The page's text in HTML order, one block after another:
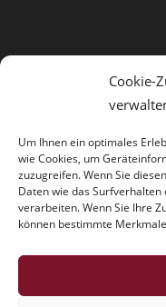
Cookie-
Um Ihnen ein optimales
wie Cookies, um
zuzugreifen. Wenn Sie
Daten wie das
verarbeiten. Wenn Sie Ihre
können bestimmte
Der Trouble mit